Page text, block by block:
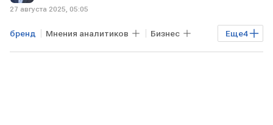
27 августа 2025, 05:05
Еще4
бренд Мнения аналитиков Бизнес
США ЕВРОПА Уоррен Баффет